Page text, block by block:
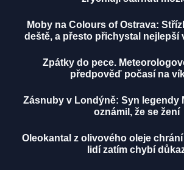
Moby na Colours of Ostrava:
deště, a přesto přichystal nejlepší
Zpátky do pece.
předpověď počasí na
Zásnuby v Londýně: Syn legendy
oznámil, že se žení
Oleokantal z olivového oleje
lidí zatím chybí